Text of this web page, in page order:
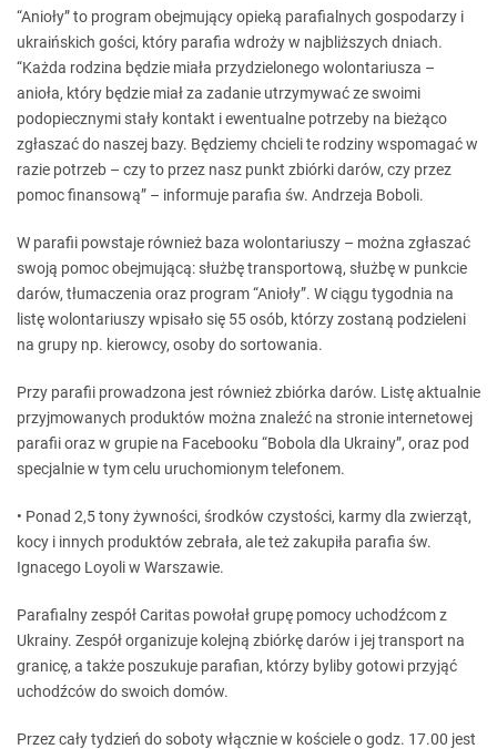
“Anioły” to program obejmujący opieką parafialnych gospodarzy i
ukraińskich gości, który parafia wdroży w najbliższych dniach.
“Każda rodzina będzie miała przydzielonego wolontariusza –
anioła, który będzie miał za zadanie utrzymywać ze swoimi
podopiecznymi stały kontakt i ewentualne potrzeby na bieżąco
zgłaszać do naszej bazy. Będziemy chcieli te rodziny wspomagać w
razie potrzeb – czy to przez nasz punkt zbiórki darów, czy przez
pomoc finansową” – informuje parafia św. Andrzeja Boboli.
W parafii powstaje również baza wolontariuszy – można zgłaszać
swoją pomoc obejmującą: służbę transportową, służbę w punkcie
darów, tłumaczenia oraz program “Anioły”. W ciągu tygodnia na
listę wolontariuszy wpisało się 55 osób, którzy zostaną podzieleni
na grupy np. kierowcy, osoby do sortowania.
Przy parafii prowadzona jest również zbiórka darów. Listę aktualnie
przyjmowanych produktów można znaleźć na stronie internetowej
parafii oraz w grupie na Facebooku “Bobola dla Ukrainy”, oraz pod
specjalnie w tym celu uruchomionym telefonem.
• Ponad 2,5 tony żywności, środków czystości, karmy dla zwierząt,
kocy i innych produktów zebrała, ale też zakupiła parafia św.
Ignacego Loyoli w Warszawie.
Parafialny zespół Caritas powołał grupę pomocy uchodźcom z
Ukrainy. Zespół organizuje kolejną zbiórkę darów i jej transport na
granicę, a także poszukuje parafian, którzy byliby gotowi przyjąć
uchodźców do swoich domów.
Przez cały tydzień do soboty włącznie w kościele o godz. 17.00 jest